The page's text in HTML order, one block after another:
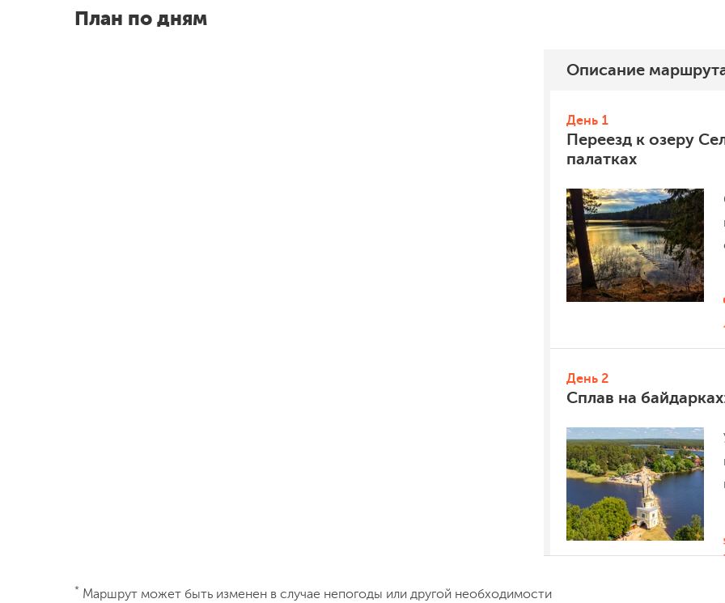
План по дням
Описание
День 1
Переезд к озеру
палатках
День 2
Сплав на
* Маршрут может быть изменен в случае непогоды или другой необходимости